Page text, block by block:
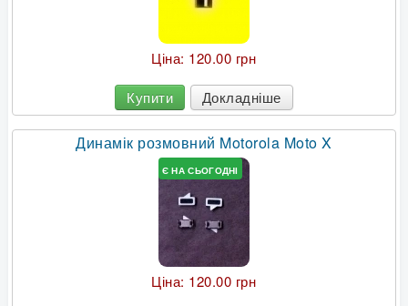
Ціна: 120.00 грн
Купити Докладніше
Динамік розмовний Motorola Moto X
Є НА СЬОГОДНІ
Ціна: 120.00 грн